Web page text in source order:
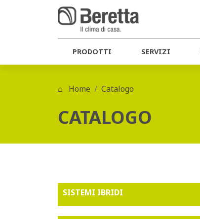
PRODOTTI SERVIZI
Home Catalogo
CATALOGO
SISTEMI IBRIDI